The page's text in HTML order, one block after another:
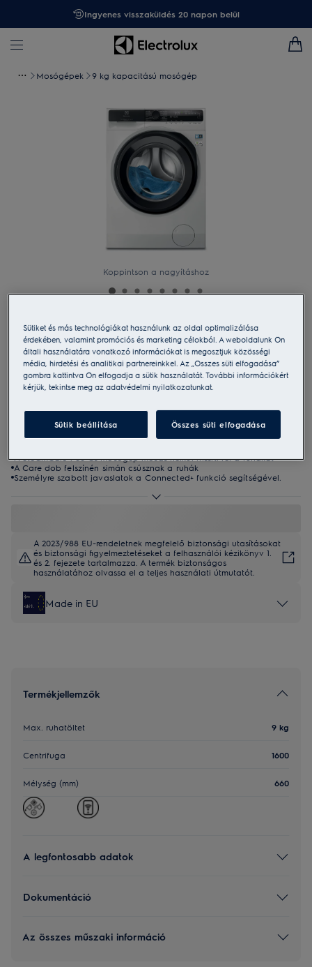
Ingyenes visszaküldés 20 napon belül
Mosógépek 9 kg kapacitású mosógép
Koppintson a nagyításhoz
EW7F5692QE
SteamCare 700 UniversalDose
Elöltöltős mosógép ÖKOInverter
motor
Termékismertető adatlap
Előnyök
A SteamCare 700-as mosógép mosás nélkül frissíti fel a ruhákat
A Care dob felszínén simán csúsznak a ruhák
Személyre szabott javaslatok a Connected+ funkció segítségével.
A 2023/988 EU-rendeletnek megfelelő biztonsági utasításokat
és biztonsági figyelmeztetéseket a felhasználói kézikönyv 1.
és 2. fejezete tartalmazza. A termék biztonságos
használatához olvassa el a teljes használati útmutatót.
Made in EU
Termékjellemzők
Max. ruhatöltet 9 kg
Centrifuga 1600
Mélység (mm) 660
A legfontosabb adatok
Dokumentáció
Az összes műszaki információ
Sütiket és más technológiákat használunk az oldal optimalizálása
érdekében, valamint promóciós és marketing célokból. A weboldalunk Ön
általi használatára vonatkozó információkat is megosztjuk közösségi
média, hirdetési és analitikai partnereinkkel. Az „Összes süti elfogadása”
gombra kattintva Ön elfogadja a sütik használatát. További információkért
kérjük, tekintse meg az adatvédelmi nyilatkozatunkat.
Sütik beállítása Összes süti elfogadása